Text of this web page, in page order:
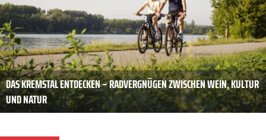
DAS KREMSTAL ENTDECKEN – RADVERGNÜGEN ZWISCHEN WEIN, KULTUR
UND NATUR